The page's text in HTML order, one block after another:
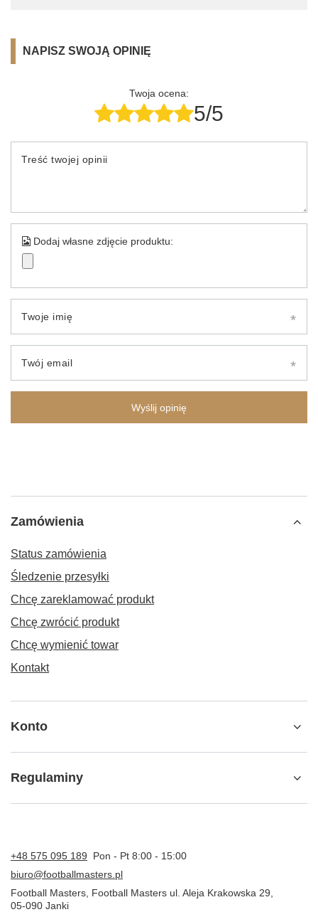
NAPISZ SWOJĄ OPINIĘ
Twoja ocena:
5/5
Treść twojej opinii
Dodaj własne zdjęcie produktu:
Twoje imię
Twój email
Wyślij opinię
Zamówienia
Status zamówienia
Śledzenie przesyłki
Chcę zareklamować produkt
Chcę zwrócić produkt
Chcę wymienić towar
Kontakt
Konto
Regulaminy
+48 575 095 189
Pon - Pt 8:00 - 15:00
biuro@footballmasters.pl
Football Masters Football Masters ul. Aleja Krakowska 29
05-090 Janki